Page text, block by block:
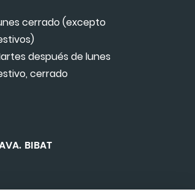
cerrado (excepto
después de lunes
cerrado
BIBAT